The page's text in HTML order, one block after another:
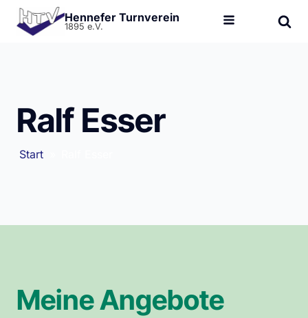
Hennefer Turnverein
1895 e.V.
Ralf Esser
Start
Meine Angebote